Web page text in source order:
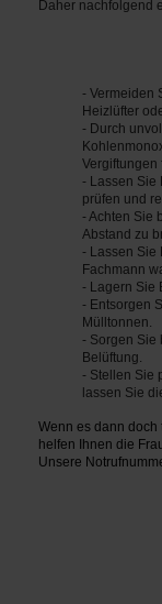
Daher nachfolgend
- Vermeiden
Heizlüfter
- Durch
Vergiftungen
- Lassen Sie
prüfen und
- Achten Sie
Abstand zu
- Lassen Sie
Fachmann
- Lagern Sie
- Entsorgen
Mülltonnen.
- Sorgen Sie
Belüftung.
- Stellen Sie
lassen Sie
Wenn es dann doch
helfen Ihnen die
Unsere